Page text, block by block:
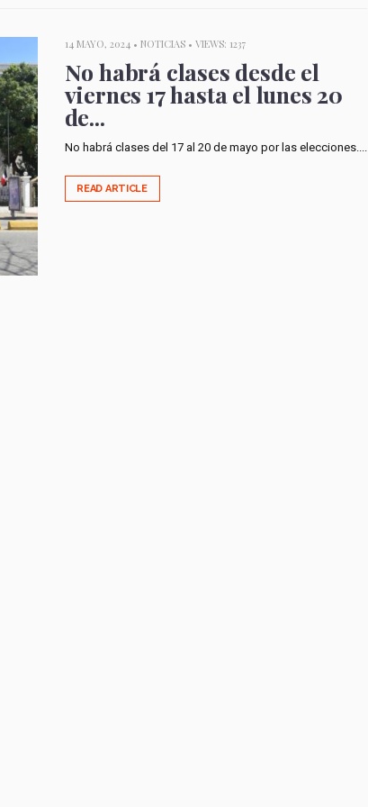
14 MAYO, 2024 • NOTICIAS• VIEWS: 1237
No habrá clases desde el
viernes 17 hasta el lunes 20
de...
No habrá clases del 17 al 20 de mayo por las elecciones....
READ ARTICLE